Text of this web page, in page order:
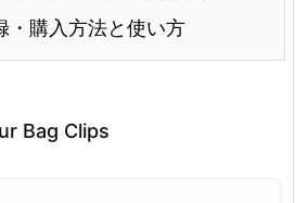
・購入方法と使い方
Bag Clips